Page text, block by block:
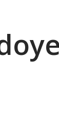
lancer la